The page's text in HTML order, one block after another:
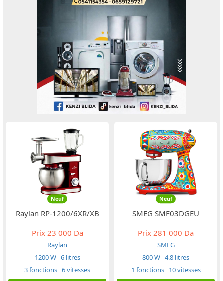
Neuf
Raylan RP-1200/6XR/XB
Prix23 000 Da
Raylan
1200 W 6 litres
3 fonctions 6 vitesses
Neuf
SMEG SMF03DGEU
Prix 281 000 Da
SMEG
800 W 4.8 litres
1 fonctions 10 vitesses